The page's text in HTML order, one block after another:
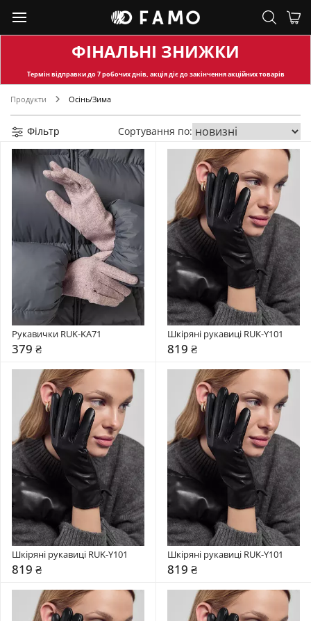
ФІНАЛЬНІ ЗНИЖКИ
Термін відправкидо 7 робочих днів, акція діє до закінчення акційних товарів
Продукти Осінь/Зима
Фільтр Сортування по:
Рукавички RUK-KA71
379 ₴
Шкіряні рукавиці RUK-Y101
819 ₴
Шкіряні рукавиці RUK-Y101
819 ₴
Шкіряні рукавиці RUK-Y101
819 ₴